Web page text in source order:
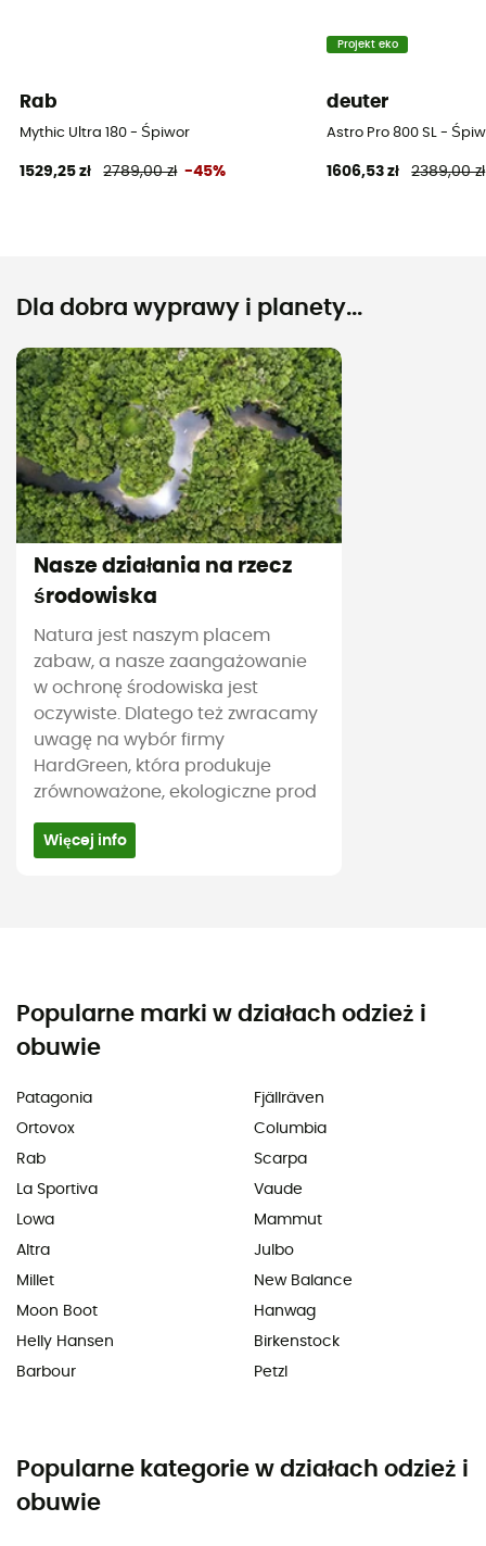
Rab
Mythic Ultra 180 - Śpiwor
1529,25 zł 2789,00 zł -45%
Projekt eko
deuter
Astro Pro 800 SL -
1606,53 zł 2389,00 zł
Dla dobra wyprawy i planety...
Nasze działania na rzecz
środowiska
Natura jest naszym placem
zabaw, a nasze zaangażowanie
w ochronę środowiska jest
oczywiste. Dlatego też zwracamy
uwagę na wybór firmy
HardGreen, która produkuje
zrównoważone, ekologiczne prod
Więcej info
Popularne marki w działach odzież i
obuwie
Patagonia
Ortovox
Rab
La Sportiva
Lowa
Altra
Millet
Moon Boot
Helly Hansen
Barbour
Fjällräven
Columbia
Scarpa
Vaude
Mammut
Julbo
New Balance
Hanwag
Birkenstock
Petzl
Popularne kategorie w działach odzież i
obuwie